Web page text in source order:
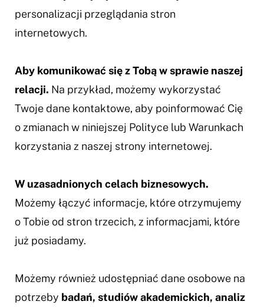
personalizacji przeglądania stron
internetowych.
Aby komunikować się z Tobą w sprawie naszej
relacji. Na przykład, możemy wykorzystać
Twoje dane kontaktowe, aby poinformować Cię
o zmianach w niniejszej Polityce lub Warunkach
korzystania z naszej strony internetowej.
W uzasadnionych celach biznesowych.
Możemy łączyć informacje, które otrzymujemy
o Tobie od stron trzecich, z informacjami, które
już posiadamy.
Możemy również udostępniać dane osobowe na
potrzeby badań, studiów akademickich, analiz